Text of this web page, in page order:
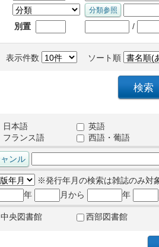
別置 /
表示件数 ソート順
日本語
英語
フランス語
西語・葡語
※発行年月の検索は雑誌のみ対
年
月から 年
中央図書館 西部図書館